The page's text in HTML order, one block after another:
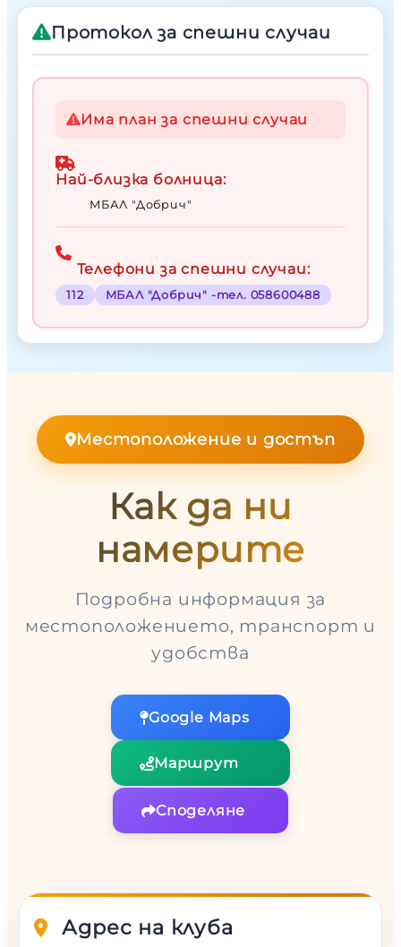
Протокол за спешни случаи
Има план за спешни случаи
Най-близка болница:
МБАЛ "Добрич"
Телефони за спешни случаи:
112 МБАЛ "Добрич" -тел. 058600488
Местоположение и достъп
Как да ни
намерите
Подробна информация за
местоположението, транспорт и
удобства
Google Maps
Маршрут
Споделяне
Адрес на клуба